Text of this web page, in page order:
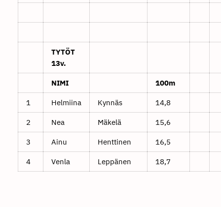
TYTÖT
13v.
NIMI 100m
1 Helmiina Kynnäs 14,8
2 Nea Mäkelä 15,6
3 Ainu Henttinen 16,5
4 Venla Leppänen 18,7